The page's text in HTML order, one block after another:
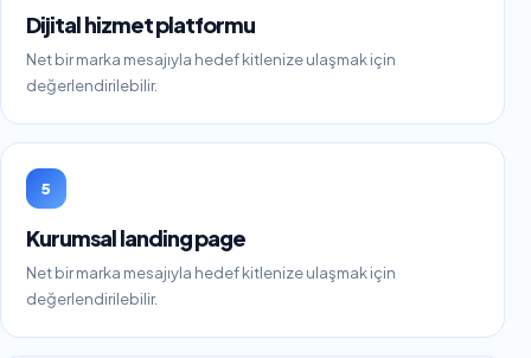
Dijital hizmet platformu
Net bir marka mesajıyla hedef kitlenize ulaşmak için
değerlendirilebilir.
5
Kurumsal landing page
Net bir marka mesajıyla hedef kitlenize ulaşmak için
değerlendirilebilir.